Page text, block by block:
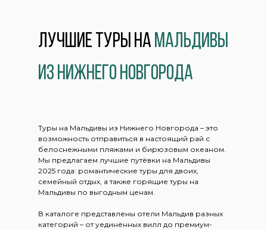
Лучшие Туры на Мальдивы
из Нижнего Новгорода
Туры на Мальдивы из Нижнего Новгорода – это
возможность отправиться в настоящий рай с
белоснежными пляжами и бирюзовым океаном.
Мы предлагаем лучшие путёвки на Мальдивы
2025 года: романтические туры для двоих,
семейный отдых, а также горящие туры на
Мальдивы по выгодным ценам.
В каталоге представлены отели Мальдив разных
категорий – от уединённых вилл до премиум-